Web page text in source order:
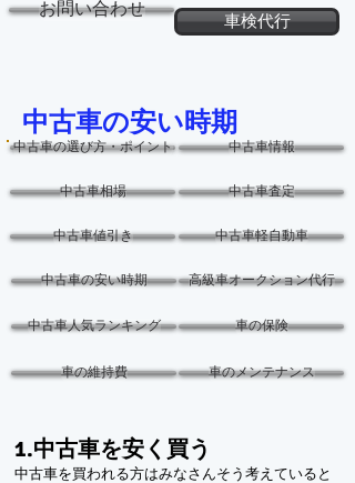
お問い合わせ
車検代行
中古車の安い時期
中古車の選び方・ポイント 中古車情報
中古車相場 中古車査定
中古車値引き 中古車軽自動車
中古車の安い時期 高級車オークション代行
中古車人気ランキング 車の保険
車の維持費 車のメンテナンス
1.中古車を安く買う
中古車を買われる方はみなさんそう考えていると